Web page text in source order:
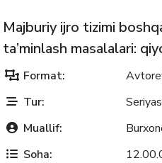
Majburiy ijro tizimi
ta’minlash masalalari:
Format:
Tur:
Muallif:
Soha: